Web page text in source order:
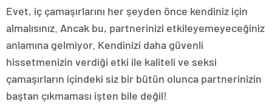
Evet, iç çamaşırlarını her şeyden önce kendiniz için
almalısınız. Ancak bu, partnerinizi etkileyemeyeceğiniz
anlamına gelmiyor. Kendinizi daha güvenli
hissetmenizin verdiği etki ile kaliteli ve seksi
çamaşırların içindeki siz bir bütün olunca partnerinizin
baştan çıkmaması işten bile değil!